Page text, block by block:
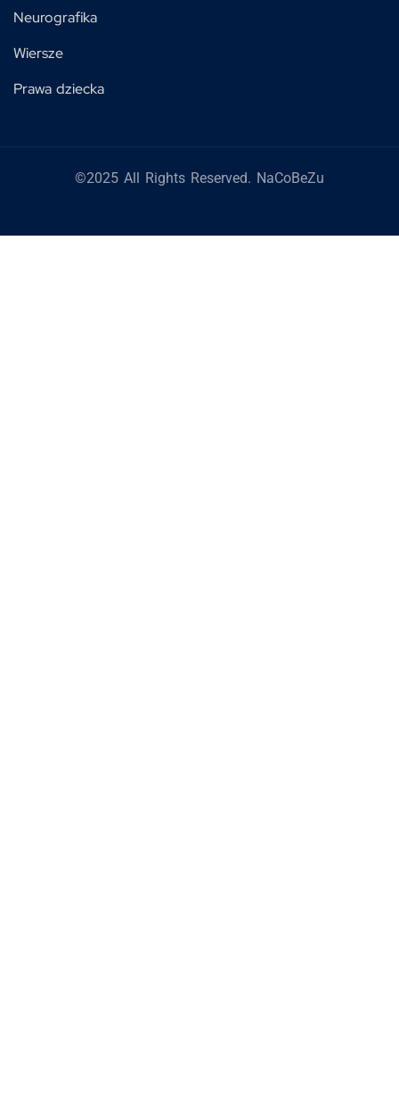
Neurografika
Wiersze
Prawa dziecka
©2025 All Rights Reserved. NaCoBeZu